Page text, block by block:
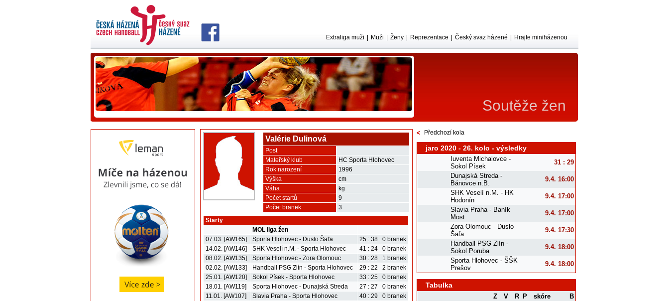
Soutěže žen
Extraliga muži Muži Ženy Reprezentace Český svaz házené Hrajte miniházenou
Valérie Dulinová
Post
Mateřský klub
HC Sporta Hlohovec
Rok narození
1996
Výška
cm
Váha
kg
Počet startů
9
Počet branek
3
Starty
MOL liga žen
07.03. [AW165]
Sporta Hlohovec - Duslo Šaľa 25 : 38
0 branek
14.02. [AW146]
SHK Veselí n.M. - Sporta Hlohovec 41 : 24
0 branek
08.02. [AW135]
Sporta Hlohovec - Zora Olomouc 30 : 28
1 branek
02.02. [AW133]
Handball PSG Zlín - Sporta Hlohovec 29 : 22
2 branek
25.01. [AW120]
Sokol Písek - Sporta Hlohovec 33 : 25
0 branek
18.01. [AW119]
Sporta Hlohovec - Dunajská Streda 27 : 27
0 branek
11.01. [AW107]
Slavia Praha - Sporta Hlohovec 40 : 29
0 branek
Předchozí kola
jaro 2020 - 26. kolo - výsledky
Iuventa Michalovce -
Sokol Písek
31 : 29
Dunajská Streda -
Bánovce n.B.
9.4. 16:00
SHK Veselí n.M. - HK
Hodonín
9.4. 17:00
Slavia Praha - Baník
Most
9.4. 17:00
Zora Olomouc - Duslo
Šaľa
9.4. 17:30
Handball PSG Zlín -
Sokol Poruba
9.4. 18:00
Sporta Hlohovec - ŠŠK
Prešov
9.4. 18:00
Tabulka
Z V R P skóre
B